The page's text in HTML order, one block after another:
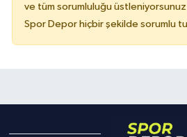
ve tüm sorumluluğu
Spor Depor hiçbir şekilde sorumlu